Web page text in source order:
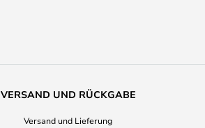
VERSAND UND RÜCKGABE
Versand und Lieferung